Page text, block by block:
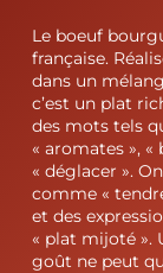
Le boeuf
française.
dans un
c’est un plat
des mots tels
« aromates », «
« déglacer ».
comme «
et des
« plat mijoté ».
goût ne peut